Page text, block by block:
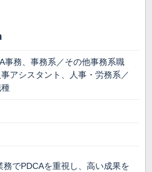
事務、事務系／その他事務系職
アシスタント、人事・労務系／
務でPDCAを重視し、高い成果を